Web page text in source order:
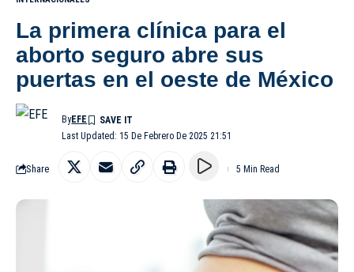
La primera clínica para el
aborto seguro abre sus
puertas en el oeste de México
Last Updated: 15 De Febrero De 2025 21:51
ByEFE
Share 5 Min Read